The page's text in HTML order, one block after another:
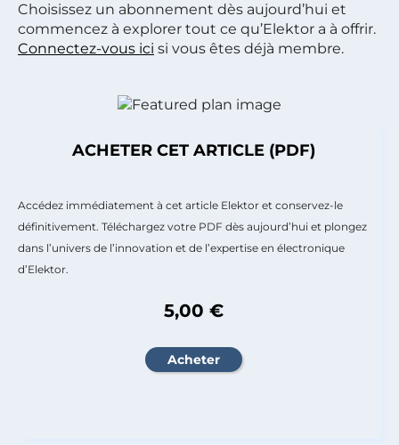
Choisissez un abonnement dès aujourd’hui et
commencez à explorer tout ce qu’Elektor a à offrir.
Connectez-vous ici si vous êtes déjà membre.
ACHETER CET ARTICLE (PDF)
Accédez immédiatement à cet article Elektor et conservez-le
définitivement. Téléchargez votre PDF dès aujourd’hui et plongez
dans l’univers de l’innovation et de l’expertise en électronique
d’Elektor.
5,00 €